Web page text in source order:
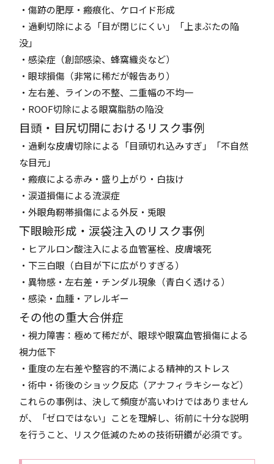
・傷跡の肥厚・瘢痕化、ケロイド形成
・過剰切除による「目が閉じにくい」「上まぶたの陥
没」
・感染症（創部感染、蜂窩織炎など）
・眼球損傷（非常に稀だが報告あり）
・左右差、ラインの不整、二重幅の不均一
・ROOF切除による眼窩脂肪の陥没
目頭・目尻切開におけるリスク事例
・過剰な皮膚切除による「目頭切れ込みすぎ」「不自然
な目元」
・瘢痕による赤み・盛り上がり・白抜け
・涙道損傷による流涙症
・外眼角靭帯損傷による外反・兎眼
下眼瞼形成・涙袋注入のリスク事例
・ヒアルロン酸注入による血管塞栓、皮膚壊死
・下三白眼（白目が下に広がりすぎる）
・異物感・左右差・チンダル現象（青白く透ける）
・感染・血腫・アレルギー
その他の重大合併症
・視力障害：極めて稀だが、眼球や眼窩血管損傷による
視力低下
・重度の左右差や整容的不満による精神的ストレス
・術中・術後のショック反応（アナフィラキシーなど）
これらの事例は、決して頻度が高いわけではありません
が、「ゼロではない」ことを理解し、術前に十分な説明
を行うこと、リスク低減のための技術研鑽が必須です。